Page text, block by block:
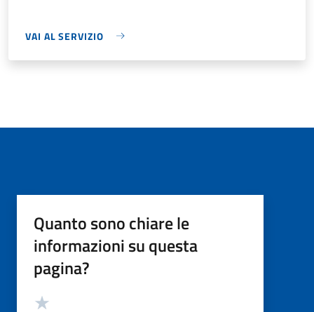
VAI AL SERVIZIO
Quanto sono chiare le
informazioni su questa
pagina?
Valutazione